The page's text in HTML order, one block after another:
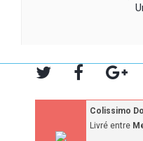
Colissimo
Livré entre